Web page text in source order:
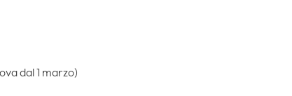
dal 1 marzo)